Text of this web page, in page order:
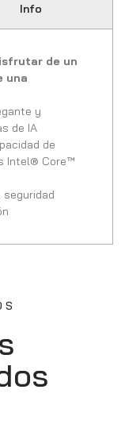
Info
de un
una
y
de IA
de
Intel® Core™
seguridad